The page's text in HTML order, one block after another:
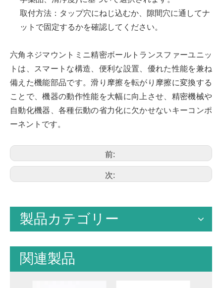
取付方法：タップ穴にねじ込むか、隙間穴に通してナ
ットで固定するかを確認してください。
六角ネジマウントミニ精密ボールトランスファーユニッ
トは、スマートな構造、便利な設置、優れた性能を兼ね
備えた機能部品です。滑り摩擦を転がり摩擦に変換する
ことで、機器の動作性能を大幅に向上させ、精密機械や
自動化機器、各種伝動の省力化に欠かせないキーコンポ
ーネントです。
前:
次:
製品カテゴリー
関連製品